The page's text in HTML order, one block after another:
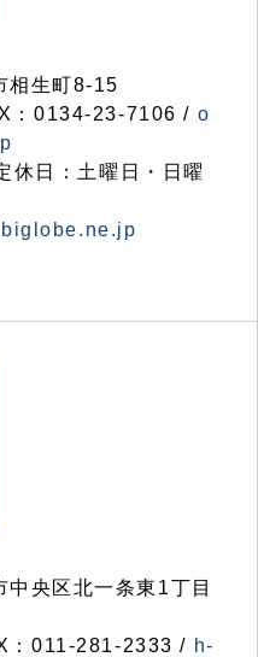
生町8-15
：0134-23-7106 / o
日：土曜日・日曜
央区北一条東1丁目
：011-281-2333 / h-